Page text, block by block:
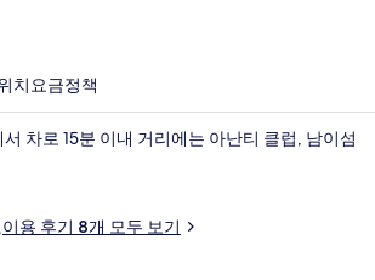
치요금정책
차로 15분 이내 거리에는 아난티 클럽, 남이섬
이용 후기 8개 모두 보기